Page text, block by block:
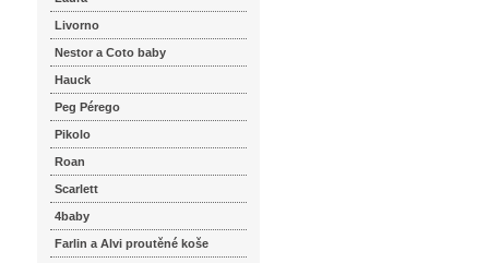
Livorno
Nestor a Coto baby
Hauck
Peg Pérego
Pikolo
Roan
Scarlett
4baby
Farlin a Alvi proutěné koše